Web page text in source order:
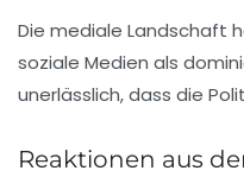
Die mediale Landschaft
soziale Medien als
unerlässlich, dass die
Reaktionen aus